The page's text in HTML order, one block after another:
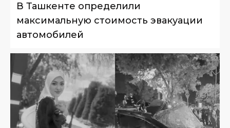
В Ташкенте определили
максимальную стоимость эвакуации
автомобилей